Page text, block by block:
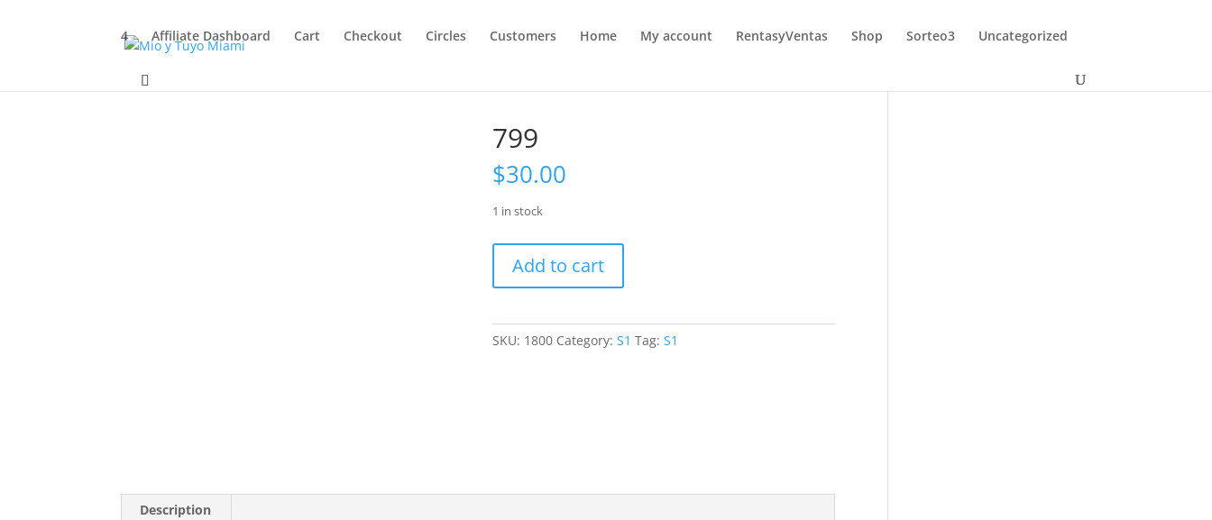
4 Affiliate Dashboard Cart Checkout Circles Customers Home My account RentasyVentas Shop Sorteo3 Uncategorized
799
$30.00
1 in stock
quantity
Add to cart
SKU: 1800 Category:S1 Tag:S1
Description